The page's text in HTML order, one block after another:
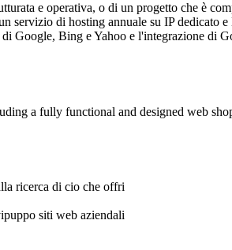
e operativa, o di un progetto che è
servizio di hosting annuale su IP dedicato
Google, Bing e Yahoo e l'integrazione di
a fully functional and designed web
ricerca di cio che offri